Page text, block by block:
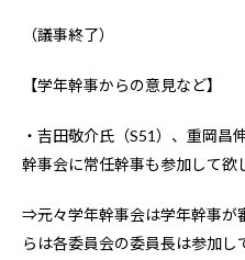
（議事終了）
【学年幹事からの意見など】
・吉田敬介氏（S51）、重岡昌
幹事会に常任幹事も参加して欲
⇒元々学年幹事会は学年幹事が
らは各委員会の委員長は参加し